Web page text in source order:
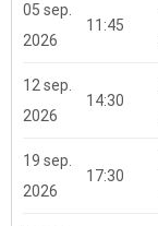
05 sep.
2026
11:45
12 sep.
2026
14:30
19 sep.
2026
17:30